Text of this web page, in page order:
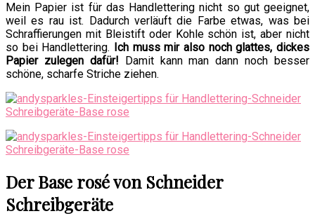
Mein Papier ist für das Handlettering nicht so gut geeignet,
weil es rau ist. Dadurch verläuft die Farbe etwas, was bei
Schraffierungen mit Bleistift oder Kohle schön ist, aber nicht
so bei Handlettering. Ich muss mir also noch glattes, dickes
Papier zulegen dafür! Damit kann man dann noch besser
schöne, scharfe Striche ziehen.
Der Base rosé von Schneider
Schreibgeräte